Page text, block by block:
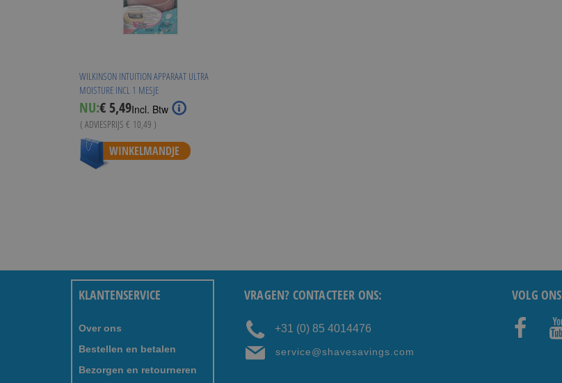
WILKINSON INTUITION APPARAAT ULTRA
MOISTURE INCL 1 MESJE
NU:Special
Price
€ 5,49Incl. Btw
( ADVIESPRIJS € 10,49 )
WINKELMANDJE
KLANTENSERVICE
Over ons
Bestellen en betalen
Bezorgen en retourneren
VRAGEN? CONTACTEER ONS:
+31 (0) 85 4014476
service@shavesavings.com
VOLG ONS